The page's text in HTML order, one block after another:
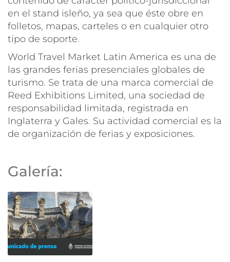
en el stand isleño, ya sea que éste obre en
folletos, mapas, carteles o en cualquier otro
tipo de soporte.
World Travel Market Latin America es una de
las grandes ferias presenciales globales de
turismo. Se trata de una marca comercial de
Reed Exhibitions Limited, una sociedad de
responsabilidad limitada, registrada en
Inglaterra y Gales. Su actividad comercial es la
de organización de ferias y exposiciones.
Galería: